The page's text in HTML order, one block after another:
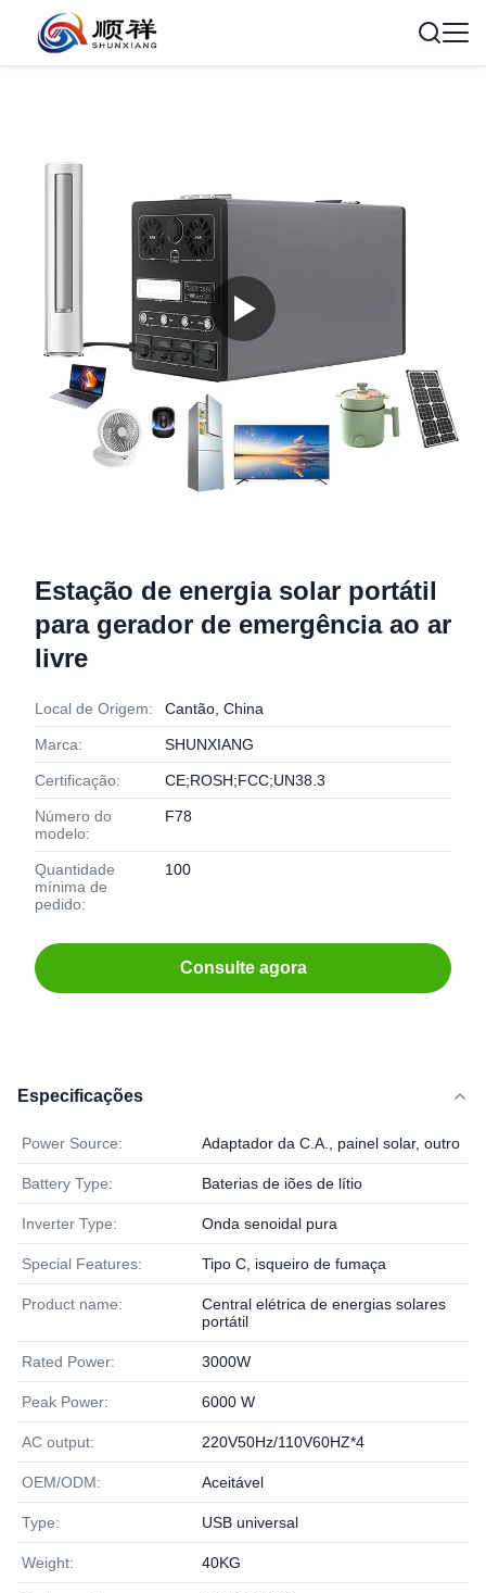
Estação de energia solar portátil
para gerador de emergência ao ar
livre
Local de Origem: Cantão, China
Marca: SHUNXIANG
Certificação: CE;ROSH;FCC;UN38.3
Número do
modelo:
F78
Quantidade
mínima de
pedido:
100
Consulte agora
Especificações
Power Source: Adaptador da C.A., painel solar, outro
Battery Type: Baterias de iões de lítio
Inverter Type: Onda senoidal pura
Special Features: Tipo C, isqueiro de fumaça
Product name:
Central elétrica de energias solares
portátil
Rated Power: 3000W
Peak Power: 6000 W
AC output: 220V50Hz/110V60HZ*4
OEM/ODM: Aceitável
Type: USB universal
Weight: 40KG